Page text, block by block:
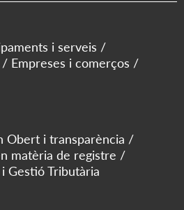
i serveis
Empreses i comerços
Obert i transparència
matèria de registre
Gestió Tributària